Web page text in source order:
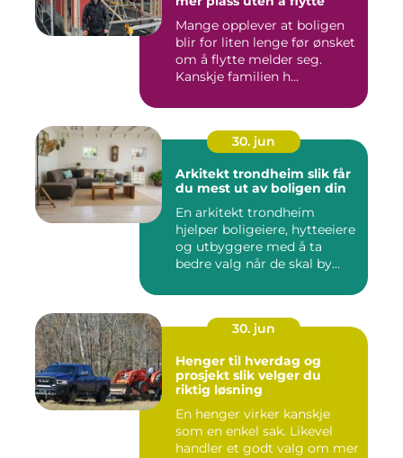
Mange opplever at boligen
blir for liten lenge før ønsket
om å flytte melder seg.
Kanskje familien h...
30. jun
Arkitekt trondheim slik får
du mest ut av boligen din
En arkitekt trondheim
hjelper boligeiere, hytteeiere
og utbyggere med å ta
bedre valg når de skal by...
30. jun
Henger til hverdag og
prosjekt slik velger du
riktig løsning
En henger virker kanskje
som en enkel sak. Likevel
handler et godt valg om mer